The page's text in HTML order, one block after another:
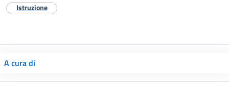
Istruzione
A cura di